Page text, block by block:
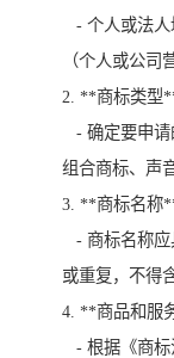
- 个人或法人
（个人或公司
2. **商标类型**
- 确定要申请
组合商标、声
3. **商标名称**
- 商标名称应
或重复，不得
4. **商品和服
- 根据《商标